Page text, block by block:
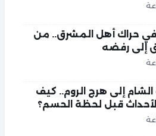
في حراك أهل المشرق.. من
إلى رفضه
إلى هرج الروم.. كيف
قبل لحظة الحسم؟